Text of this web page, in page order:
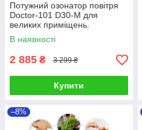
Потужний озонатор повітря
Doctor-101 D30-M для
великих приміщень.
Генератор озону з високою
продуктивністю 30 г/год
В наявності
2 885 ₴ 3 299 ₴
Купити
–8%